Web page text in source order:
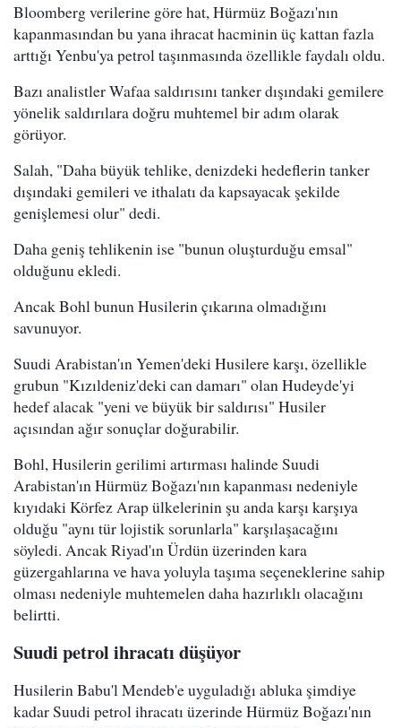
Bloomberg verilerine göre hat, Hürmüz Boğazı'nın
kapanmasından bu yana ihracat hacminin üç kattan fazla
arttığı Yenbu'ya petrol taşınmasında özellikle faydalı oldu.
Bazı analistler Wafaa saldırısını tanker dışındaki gemilere
yönelik saldırılara doğru muhtemel bir adım olarak
görüyor.
Salah, "Daha büyük tehlike, denizdeki hedeflerin tanker
dışındaki gemileri ve ithalatı da kapsayacak şekilde
genişlemesi olur" dedi.
Daha geniş tehlikenin ise "bunun oluşturduğu emsal"
olduğunu ekledi.
Ancak Bohl bunun Husilerin çıkarına olmadığını
savunuyor.
Suudi Arabistan'ın Yemen'deki Husilere karşı, özellikle
grubun "Kızıldeniz'deki can damarı" olan Hudeyde'yi
hedef alacak "yeni ve büyük bir saldırısı" Husiler
açısından ağır sonuçlar doğurabilir.
Bohl, Husilerin gerilimi artırması halinde Suudi
Arabistan'ın Hürmüz Boğazı'nın kapanması nedeniyle
kıyıdaki Körfez Arap ülkelerinin şu anda karşı karşıya
olduğu "aynı tür lojistik sorunlarla" karşılaşacağını
söyledi. Ancak Riyad'ın Ürdün üzerinden kara
güzergahlarına ve hava yoluyla taşıma seçeneklerine sahip
olması nedeniyle muhtemelen daha hazırlıklı olacağını
belirtti.
Suudi petrol ihracatı düşüyor
Husilerin Babu'l Mendeb'e uyguladığı abluka şimdiye
kadar Suudi petrol ihracatı üzerinde Hürmüz Boğazı'nın